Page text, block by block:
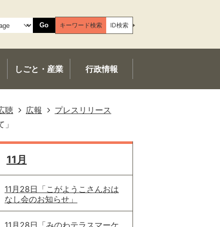
Go キーワード検索 ID検索
しごと・産業 行政情報
聴 広報
プレスリリース
11月
11月28日「こがようこさんおは
なし会のお知らせ」
11月28日「みのわテラスマーケ